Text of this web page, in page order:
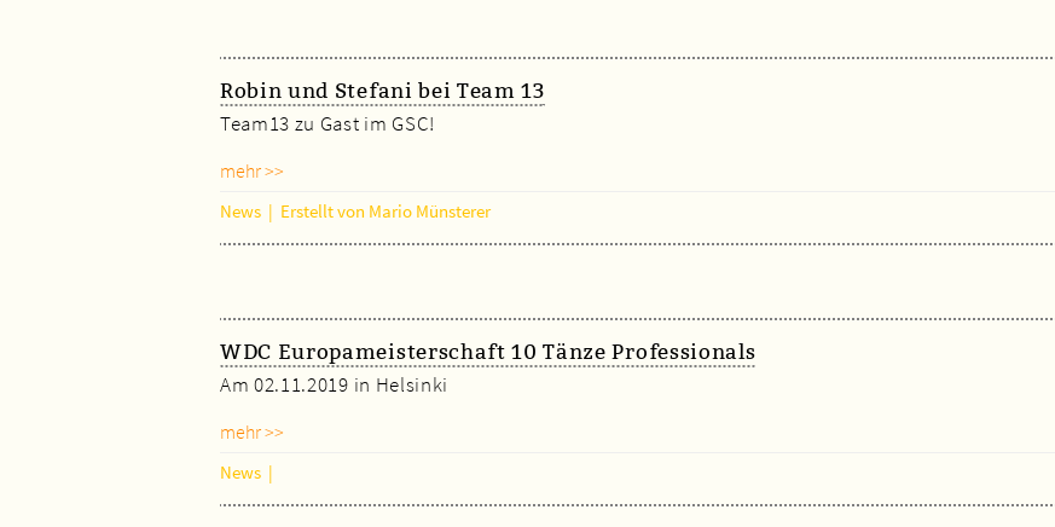
Robin und Stefani bei Team 13
Team13 zu Gast im GSC!
mehr >>
News | Erstellt von Mario Münsterer
WDC Europameisterschaft 10 Tänze Professionals
Am 02.11.2019 in Helsinki
mehr >>
News |